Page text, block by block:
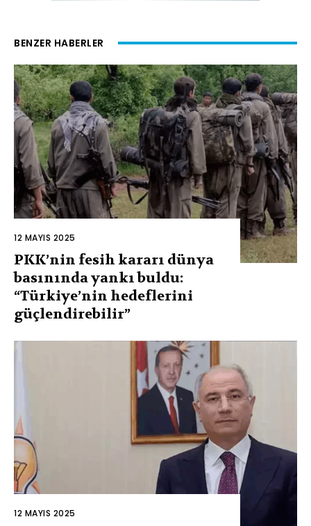
BENZER HABERLER
12 MAYIS 2025
PKK’nin fesih kararı dünya
basınında yankı buldu:
“Türkiye’nin hedeflerini
güçlendirebilir”
12 MAYIS 2025